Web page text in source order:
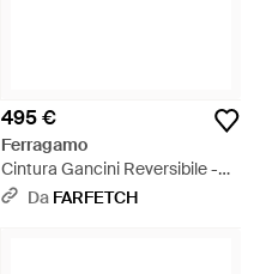
495 €
Ferragamo
Cintura Gancini Reversibile -
Bianco
Da FARFETCH